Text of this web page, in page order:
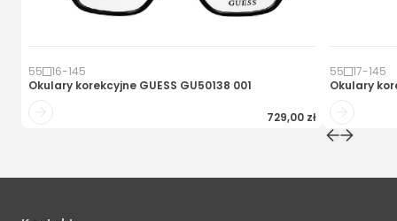
55 16-145
Okulary korekcyjne GUESS GU50138 001
729,00 zł
55 17-145
Okulary